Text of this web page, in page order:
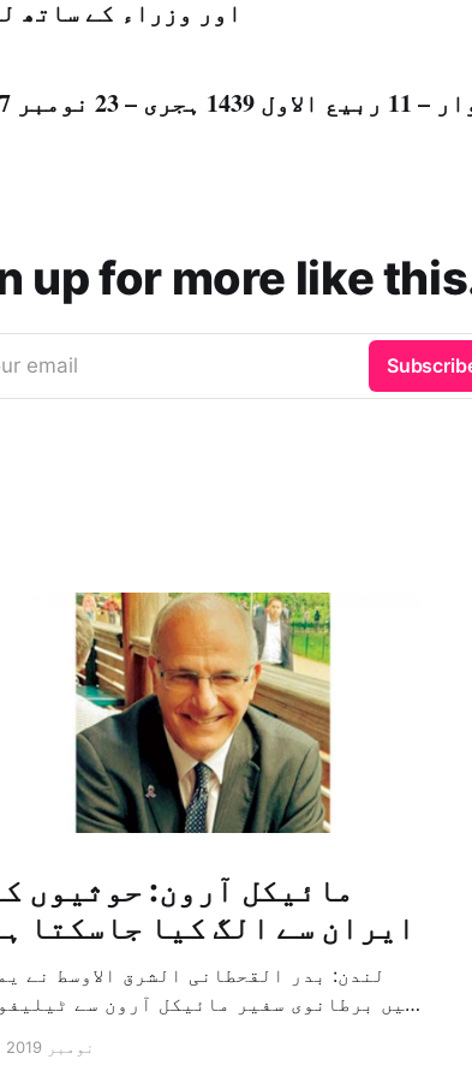
اور وزراء کے ساتھ
– 23 نومبر 2017ء شمارہ: (14246)
up for more like
email
مائیکل آرون: حوثیوں
ایران سے الگ کیا جاسکتا
لندن: بدر القحطانی الشرق الاوسط نے
میں برطانوی سفیر مائیکل آرون سے
کہ کیا ایران کو حوثیوں سے الگ کیا
01 نومبر 2019